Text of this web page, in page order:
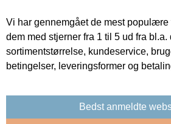
Vi har gennemgået de mest
dem med stjerner fra 1 til 5 ud fra
sortimentstørrelse, kundeservice,
betingelser, leveringsformer og
Bedst anmeldte